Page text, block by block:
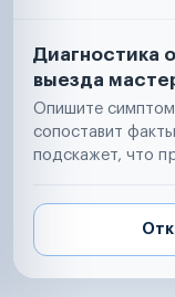
Диагностика
выезда
Опишите
сопоставит
подскажет, что